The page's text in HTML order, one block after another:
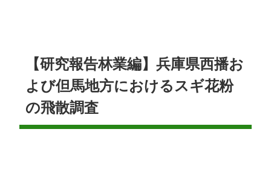
【研究報告林業編】兵庫県西播お
よび但馬地方におけるスギ花粉
の飛散調査